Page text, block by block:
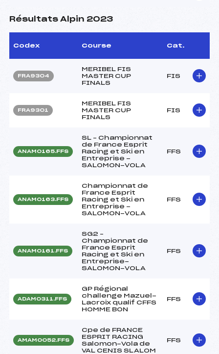
Résultats Alpin 2023
Codex Course Cat.
FRA9304
MERIBEL FIS
MASTER CUP
FINALS
FIS
FRA9301
MERIBEL FIS
MASTER CUP
FINALS
FIS
ANAM0165.FFS
SL – Championnat
de France Esprit
Racing et Ski en
Entreprise -
SALOMON-VOLA
FFS
ANAM0163.FFS
Championnat de
France Esprit
Racing et Ski en
Entreprise -
SALOMON-VOLA
FFS
ANAM0161.FFS
SG2 –
Championnat de
France Esprit
Racing et Ski en
Entreprise-
SALOMON-VOLA
FFS
ADAM0311.FFS
GP Régional
challenge Mazuel-
Lacroix qualif CFFS
HOMME BON
FFS
AMAM0052.FFS
Cpe de FRANCE
ESPRIT RACING
Salomon-Vola de
VAL CENIS SLALOM
FFS